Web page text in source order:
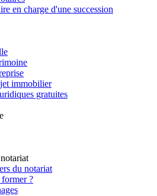
en charge d'une succession
immobilier
gratuites
du notariat
?